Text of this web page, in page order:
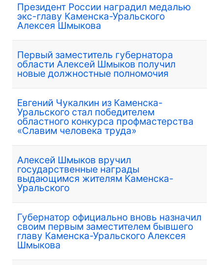
Президент России наградил медалью
экс-главу Каменска-Уральского
Алексея Шмыкова
Первый заместитель губернатора
области Алексей Шмыков получил
новые должностные полномочия
Евгений Чукалкин из Каменска-
Уральского стал победителем
областного конкурса профмастерства
«Славим человека труда»
Алексей Шмыков вручил
государственные награды
выдающимся жителям Каменска-
Уральского
Губернатор официально вновь назначил
своим первым заместителем бывшего
главу Каменска-Уральского Алексея
Шмыкова